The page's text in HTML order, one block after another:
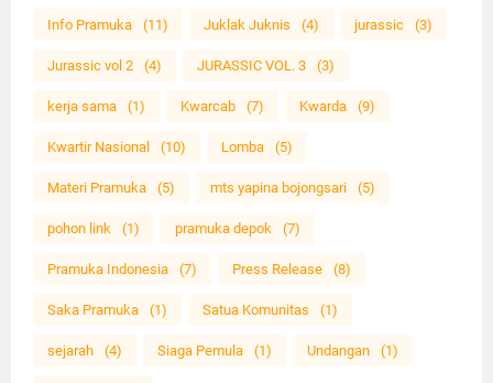
Info Pramuka (11) Juklak Juknis (4) jurassic (3)
Jurassic vol 2 (4) JURASSIC VOL. 3 (3)
kerja sama (1) Kwarcab (7) Kwarda (9)
Kwartir Nasional (10) Lomba (5)
Materi Pramuka (5) mts yapina bojongsari (5)
pohon link (1) pramuka depok (7)
Pramuka Indonesia (7) Press Release (8)
Saka Pramuka (1) Satua Komunitas (1)
sejarah (4) Siaga Pemula (1) Undangan (1)